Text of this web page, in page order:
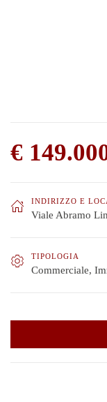
€
INDIRIZZO E
Viale Abramo
TIPOLOGIA
Commerciale,